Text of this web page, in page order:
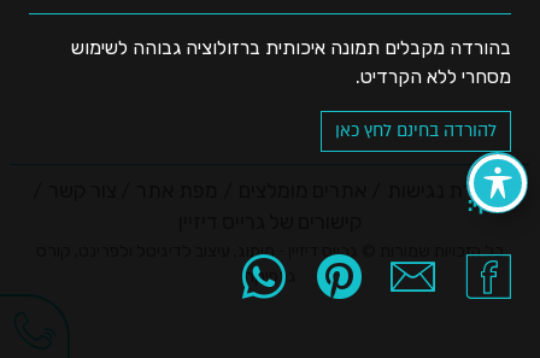
בהורדה מקבלים תמונה איכותית ברזולוציה גבוהה לשימוש
מסחרי ללא הקרדיט.
להורדה בחינם לחץ כאן
שתף:
הצהרת נגישות
כל הזכויות שמורות © גרייס דיזיין - מיתוג, עיצוב לדיגיטל ולפרינט, קורס
גרפיקה